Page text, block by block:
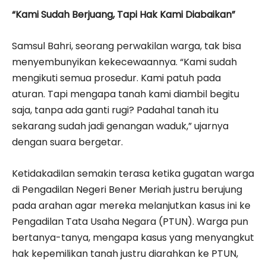
“Kami Sudah Berjuang, Tapi Hak Kami Diabaikan”
Samsul Bahri, seorang perwakilan warga, tak bisa
menyembunyikan kekecewaannya. “Kami sudah
mengikuti semua prosedur. Kami patuh pada
aturan. Tapi mengapa tanah kami diambil begitu
saja, tanpa ada ganti rugi? Padahal tanah itu
sekarang sudah jadi genangan waduk,” ujarnya
dengan suara bergetar.
Ketidakadilan semakin terasa ketika gugatan warga
di Pengadilan Negeri Bener Meriah justru berujung
pada arahan agar mereka melanjutkan kasus ini ke
Pengadilan Tata Usaha Negara (PTUN). Warga pun
bertanya-tanya, mengapa kasus yang menyangkut
hak kepemilikan tanah justru diarahkan ke PTUN,